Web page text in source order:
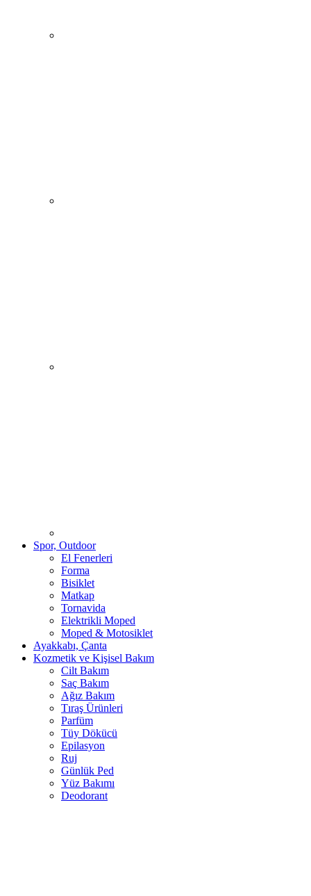
Spor, Outdoor
El Fenerleri
Forma
Bisiklet
Matkap
Tornavida
Elektrikli Moped
Moped & Motosiklet
Ayakkabı, Çanta
Kozmetik ve Kişisel Bakım
Cilt Bakım
Saç Bakım
Ağız Bakım
Tıraş Ürünleri
Parfüm
Tüy Dökücü
Epilasyon
Ruj
Günlük Ped
Yüz Bakımı
Deodorant